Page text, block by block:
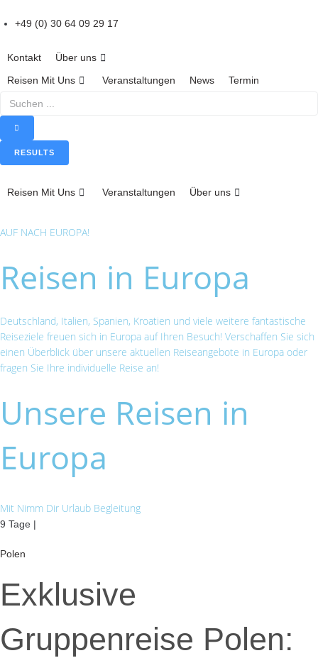
k
o
e
+49 (0) 30 64 09 29 17
Kontakt
Über uns
Reisen Mit Uns
Veranstaltungen News
Termin
e
r
c
RESULTS
Reisen Mit Uns Veranstaltungen Über uns
AUF NACH EUROPA!
Reisen in Europa
Deutschland, Italien, Spanien, Kroatien und viele weitere fantastische
Reiseziele freuen sich in Europa auf Ihren Besuch! Verschaffen Sie sich
einen Überblick über unsere aktuellen Reiseangebote in Europa oder
fragen Sie Ihre individuelle Reise an!
Unsere Reisen in
Europa
Mit Nimm Dir Urlaub Begleitung
9 Tage |
Polen
Exklusive
Gruppenreise Polen: